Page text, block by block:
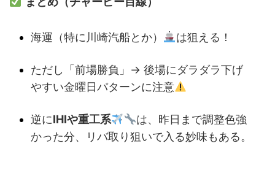
海運（特に川崎汽船とか） は狙える！
ただし「前場勝負」→ 後場にダラダラ下げ
やすい金曜日パターンに注意
逆にIHIや重工系
は、昨日まで調整色強
かった分、リバ取り狙いで入る妙味もある。